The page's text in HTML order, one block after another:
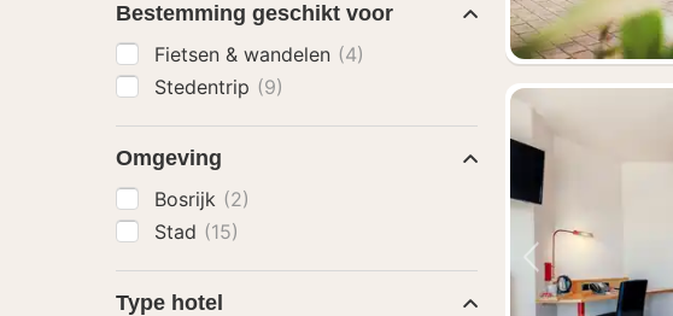
Vorige foto
Bestemming geschikt voor
Fietsen & wandelen (4)
Stedentrip (9)
Omgeving
Bosrijk (2)
Stad (15)
Type hotel